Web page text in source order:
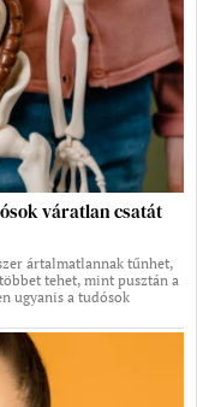
váratlan csatát
ártalmatlannak tűnhet,
tehet, mint pusztán a
ugyanis a tudósok